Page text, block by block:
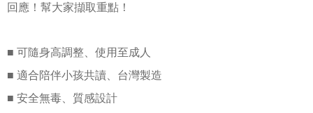
回應！幫大家擷取重點！
■ 可隨身高調整、使用至成人
■ 適合陪伴小孩共讀、台灣製造
■ 安全無毒、質感設計